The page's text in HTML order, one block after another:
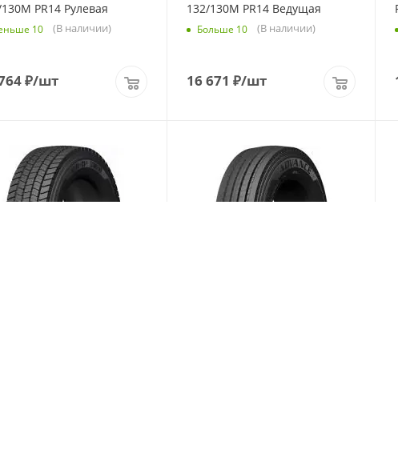
PR14 Рулевая
10 (В наличии)
₽/шт
132/130M PR14 Ведущая
Больше 10 (В наличии)
16 671 ₽/шт